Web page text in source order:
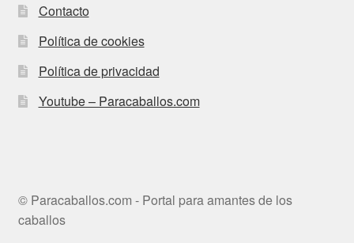
Contacto
Política de cookies
Política de privacidad
Youtube – Paracaballos.com
© Paracaballos.com - Portal para amantes de los
caballos